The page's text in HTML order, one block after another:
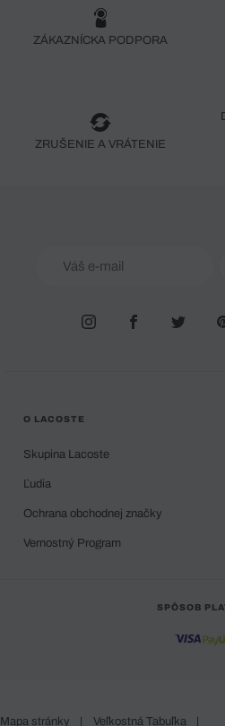
ZÁKAZNÍCKA PODPORA
ZRUŠENIE A VRÁTENIE
O LACOSTE
Skupina Lacoste
Ľudia
Ochrana obchodnej značky
Vernostný Program
SPÔSOB
Mapa stránky | Veľkostná Tabuľka |